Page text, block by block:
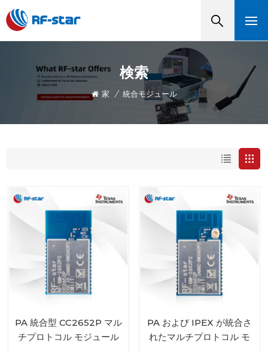
検索
家 / 統合モジュール
PA 統合型 CC2652P マル
チプロトコル モジュール
PA および IPEX が統合さ
れたマルチプロトコル モ